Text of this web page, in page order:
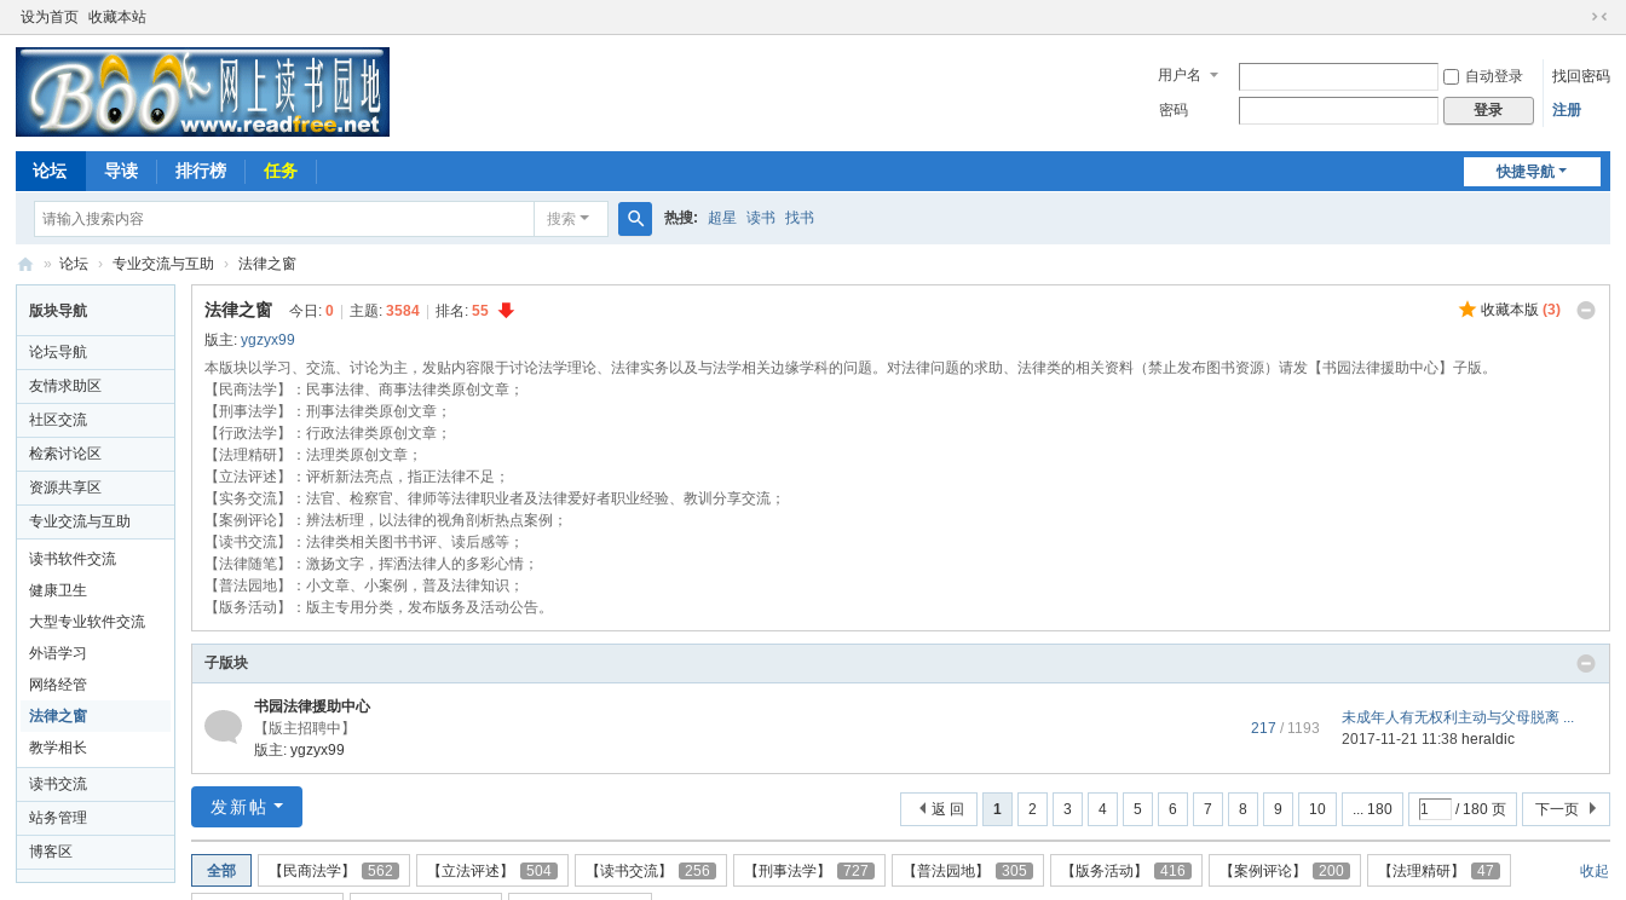
设为首页 收藏本站
切
到
用户名 自动登录
找回密码
密码
登录 注册
快捷导航
论坛 导读 排行榜 任务
搜索
索
热搜: 超星 读书 找书
上
读
书
园
地
» 论坛 › 专业交流与互助 › 法律之窗
版块导航
论坛导航
友情求助区
社区交流
检索讨论区
资源共享区
专业交流与互助
读书软件交流
健康卫生
大型专业软件交流
外语学习
网络经管
法律之窗
教学相长
读书交流
站务管理
博客区
收藏本版 (3)
法律之窗 今日:0 主题:3584 排名:55
版主:ygzyx99
本版块以学习、交流、讨论为主，发贴内容限于讨论法学理论、法律实务以及与法学相关边缘学科的问题。对法律问题的求助、法律类的相关资料（禁止发布图书资源）请发【书园法律援助中心】子版。
【民商法学】：民事法律、商事法律类原创文章；
【刑事法学】：刑事法律类原创文章；
【行政法学】：行政法律类原创文章；
【法理精研】：法理类原创文章；
【立法评述】：评析新法亮点，指正法律不足；
【实务交流】：法官、检察官、律师等法律职业者及法律爱好者职业经验、教训分享交流；
【案例评论】：辨法析理，以法律的视角剖析热点案例；
【读书交流】：法律类相关图书书评、读后感等；
【法律随笔】：激扬文字，挥洒法律人的多彩心情；
【普法园地】：小文章、小案例，普及法律知识；
【版务活动】：版主专用分类，发布版务及活动公告。
子版块
书园法律援助中心
【版主招聘中】
版主:ygzyx99
217 / 1193
未成年人有无权利主动与父母脱离 ...
2017-11-21 11:38 heraldic
1 2 3 4 5 6 7 8 9 10 ... 180 / 180 页 下一页
返 回
发新帖
收起
全部 【民商法学】 562 【立法评述】 504 【读书交流】 256 【刑事法学】 727 【普法园地】 305 【版务活动】 416 【案例评论】 200 【法理精研】 47